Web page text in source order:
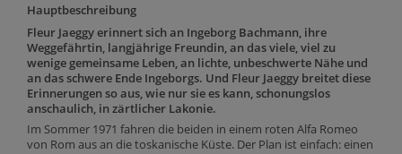
Hauptbeschreibung
Fleur Jaeggy erinnert sich an Ingeborg Bachmann, ihre
Weggefährtin, langjährige Freundin, an das viele, viel zu
wenige gemeinsame Leben, an lichte, unbeschwerte Nähe und
an das schwere Ende Ingeborgs. Und Fleur Jaeggy breitet diese
Erinnerungen so aus, wie nur sie es kann, schonungslos
anschaulich, in zärtlicher Lakonie.
Im Sommer 1971 fahren die beiden in einem roten Alfa Romeo
von Rom aus an die toskanische Küste. Der Plan ist einfach: einen